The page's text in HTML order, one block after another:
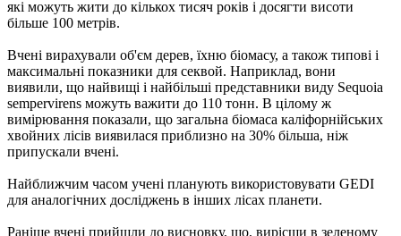
які можуть жити до кількох тисяч років і досягти висоти
більше 100 метрів.
Вчені вирахували об'єм дерев, їхню біомасу, а також типові і
максимальні показники для секвой. Наприклад, вони
виявили, що найвищі і найбільші представники виду Sequoia
sempervirens можуть важити до 110 тонн. В цілому ж
вимірювання показали, що загальна біомаса каліфорнійських
хвойних лісів виявилася приблизно на 30% більша, ніж
припускали вчені.
Найближчим часом учені планують використовувати GEDI
для аналогічних досліджень в інших лісах планети.
Раніше вчені прийшли до висновку, що, вирісши в зеленому